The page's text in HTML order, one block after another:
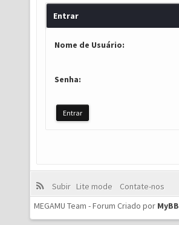
Entrar
Nome de Usuário:
Senha:
Subir Lite mode
Contate-nos
MEGAMU Team - Forum Criado por MyBB